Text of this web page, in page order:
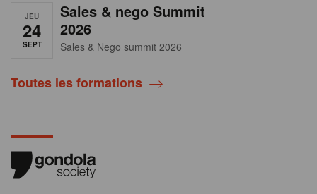
JEU
24
SEPT
Sales & nego Summit
2026
Sales & Nego summit 2026
Toutes les formations